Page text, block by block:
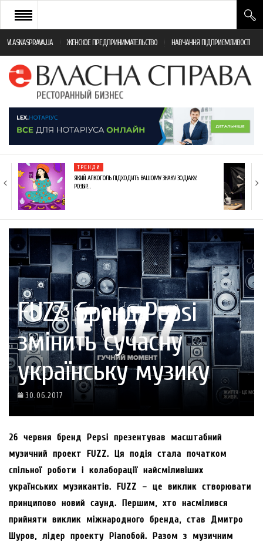
VLASNASPRAVA.UA ЖЕНСКОЕ ПРЕДПРИНИМАТЕЛЬСТВО НАВЧАННЯ ПІДПРИЄМЛИВОСТІ
НОВИНИ РЕСТОРАННОГО БІЗНЕСУ
ЯК ВІДКРИТИ ТА УСПІШНО КЕРУВАТИ
МОНІТОРИНГ ЗАКОНОДАВСТВА
ФРАНЧАЙЗИНГ
КНИГИ
ТРЕНДИ
ЯКИЙ АЛКОГОЛЬ ПІДХОДИТЬ ВАШОМУ ЗНАКУ ЗОДІАКУ:
РОЗБІР…
FUZZ: бренд Pepsi
змінить сучасну
українську музику
30.06.2017
26 червня бренд Pepsi презентував масштабний
музичний проект FUZZ. Ця подія стала початком
спільної роботи і колаборації найсміливіших
українських музикантів. FUZZ – це виклик створювати
принципово новий саунд. Першим, хто насмілився
прийняти виклик міжнародного бренда, став Дмитро
Шуров, лідер проекту Pianoбой. Разом з музичним